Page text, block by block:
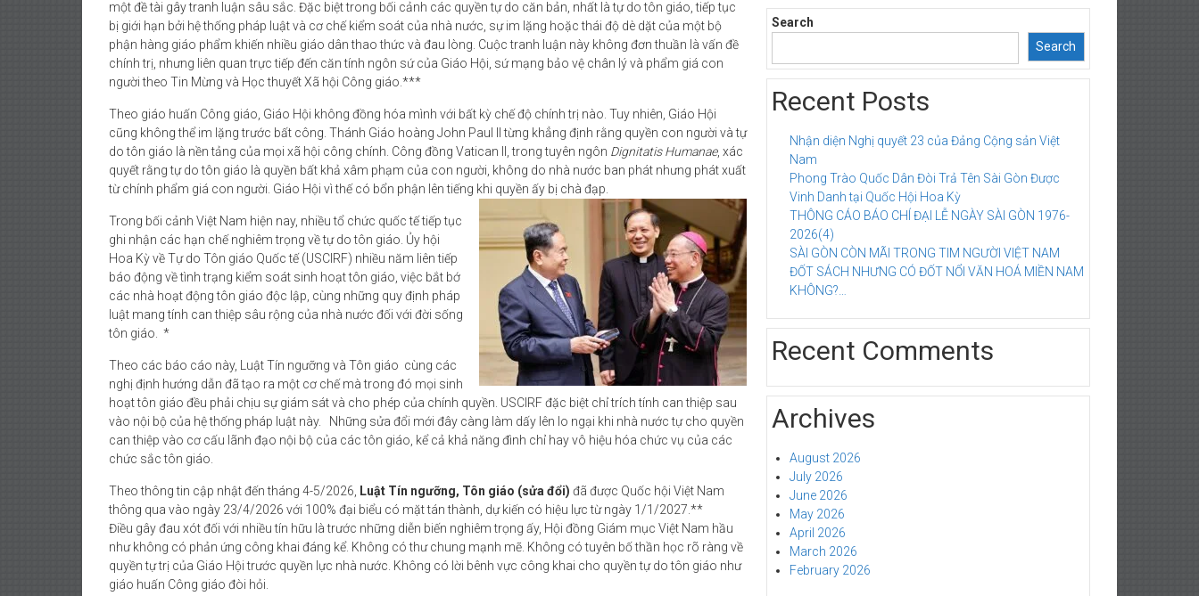
DÂN
ĐÒI
TRẢ
TÊN
SÀI
GÒN
một đề tài gây tranh luận sâu sắc. Đặc biệt trong bối cảnh các quyền tự do căn bản, nhất là tự do tôn giáo, tiếp tục
bị giới hạn bởi hệ thống pháp luật và cơ chế kiểm soát của nhà nước, sự im lặng hoặc thái độ dè dặt của một bộ
phận hàng giáo phẩm khiến nhiều giáo dân thao thức và đau lòng. Cuộc tranh luận này không đơn thuần là vấn đề
chính trị, nhưng liên quan trực tiếp đến căn tính ngôn sứ của Giáo Hội, sứ mạng bảo vệ chân lý và phẩm giá con
người theo Tin Mừng và Học thuyết Xã hội Công giáo.***
Theo giáo huấn Công giáo, Giáo Hội không đồng hóa mình với bất kỳ chế độ chính trị nào. Tuy nhiên, Giáo Hội
cũng không thể im lặng trước bất công. Thánh Giáo hoàng John Paul II từng khẳng định rằng quyền con người và tự
do tôn giáo là nền tảng của mọi xã hội công chính. Công đồng Vatican II, trong tuyên ngôn Dignitatis Humanae, xác
quyết rằng tự do tôn giáo là quyền bất khả xâm phạm của con người, không do nhà nước ban phát nhưng phát xuất
từ chính phẩm giá con người. Giáo Hội vì thế có bổn phận lên tiếng khi quyền ấy bị chà đạp.
Trong bối cảnh Việt Nam hiện nay, nhiều tổ chức quốc tế tiếp tục
ghi nhận các hạn chế nghiêm trọng về tự do tôn giáo. Ủy hội
Hoa Kỳ về Tự do Tôn giáo Quốc tế (USCIRF) nhiều năm liên tiếp
báo động về tình trạng kiểm soát sinh hoạt tôn giáo, việc bắt bớ
các nhà hoạt động tôn giáo độc lập, cùng những quy định pháp
luật mang tính can thiệp sâu rộng của nhà nước đối với đời sống
tôn giáo. *
Theo các báo cáo này, Luật Tín ngưỡng và Tôn giáo cùng các
nghị định hướng dẫn đã tạo ra một cơ chế mà trong đó mọi sinh
hoạt tôn giáo đều phải chịu sự giám sát và cho phép của chính quyền. USCIRF đặc biệt chỉ trích tính can thiệp sau
vào nội bộ của hệ thống pháp luật này. Những sửa đổi mới đây càng làm dấy lên lo ngại khi nhà nước tự cho quyền
can thiệp vào cơ cấu lãnh đạo nội bộ của các tôn giáo, kể cả khả năng đình chỉ hay vô hiệu hóa chức vụ của các
chức sắc tôn giáo.
Theo thông tin cập nhật đến tháng 4-5/2026, Luật Tín ngưỡng, Tôn giáo (sửa đổi) đã được Quốc hội Việt Nam
thông qua vào ngày 23/4/2026 với 100% đại biểu có mặt tán thành, dự kiến có hiệu lực từ ngày 1/1/2027.**
Điều gây đau xót đối với nhiều tín hữu là trước những diễn biến nghiêm trọng ấy, Hội đồng Giám mục Việt Nam hầu
như không có phản ứng công khai đáng kể. Không có thư chung mạnh mẽ. Không có tuyên bố thần học rõ ràng về
quyền tự trị của Giáo Hội trước quyền lực nhà nước. Không có lời bênh vực công khai cho quyền tự do tôn giáo như
giáo huấn Công giáo đòi hỏi.
Search
Search
Recent Posts
Nhận diện Nghị quyết 23 của Đảng Cộng sản Việt
Nam
Phong Trào Quốc Dân Đòi Trả Tên Sài Gòn Được
Vinh Danh tại Quốc Hội Hoa Kỳ
THÔNG CÁO BÁO CHÍ ĐẠI LỄ NGÀY SÀI GÒN 1976-
2026(4)
SÀI GÒN CÒN MÃI TRONG TIM NGƯỜI VIỆT NAM
ĐỐT SÁCH NHƯNG CÓ ĐỐT NỔI VĂN HOÁ MIỀN NAM
KHÔNG?…
Recent Comments
Archives
August 2026
July 2026
June 2026
May 2026
April 2026
March 2026
February 2026